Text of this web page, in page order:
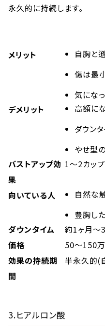
永久的に持続します。
メリット
自胸と
傷は最
気にな
デメリット
高額に
ダウン
やせ型
バストアップ効
果
1～2カッ
向いている人
自然な
豊胸し
ダウンタイム
約1ヶ月～
価格
50～150万
効果の持続期
間
半永久的(
3.ヒアルロン酸